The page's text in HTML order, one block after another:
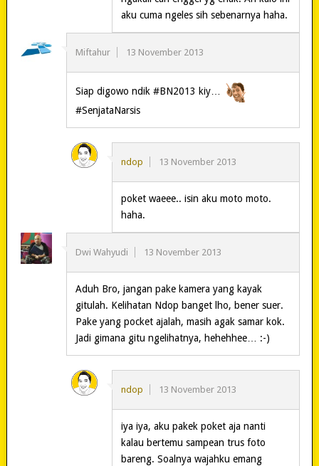
aku cuma ngeles sih sebenarnya haha.
Miftahur 13 November 2013
Siap digowo ndik #BN2013 kiy…
#SenjataNarsis
ndop 13 November 2013
poket waeee.. isin aku moto moto.
haha.
Dwi Wahyudi 13 November 2013
Aduh Bro, jangan pake kamera yang kayak
gitulah. Kelihatan Ndop banget lho, bener suer.
Pake yang pocket ajalah, masih agak samar kok.
Jadi gimana gitu ngelihatnya, hehehhee… :-)
ndop 13 November 2013
iya iya, aku pakek poket aja nanti
kalau bertemu sampean trus foto
bareng. Soalnya wajahku emang